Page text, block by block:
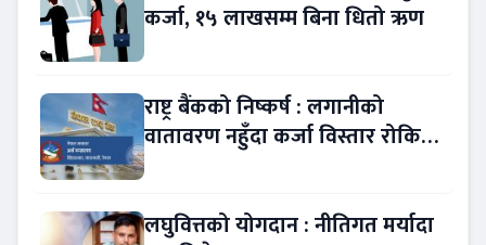
कर्जा, १५ लाखसम्म बिना धितो ऋण
राष्ट्र बैंकको निष्कर्ष : लगानीको
वातावरण नहुँदा कर्जा विस्तार रोकियो
लघुवित्तको योगदान : नीतिगत मर्यादा